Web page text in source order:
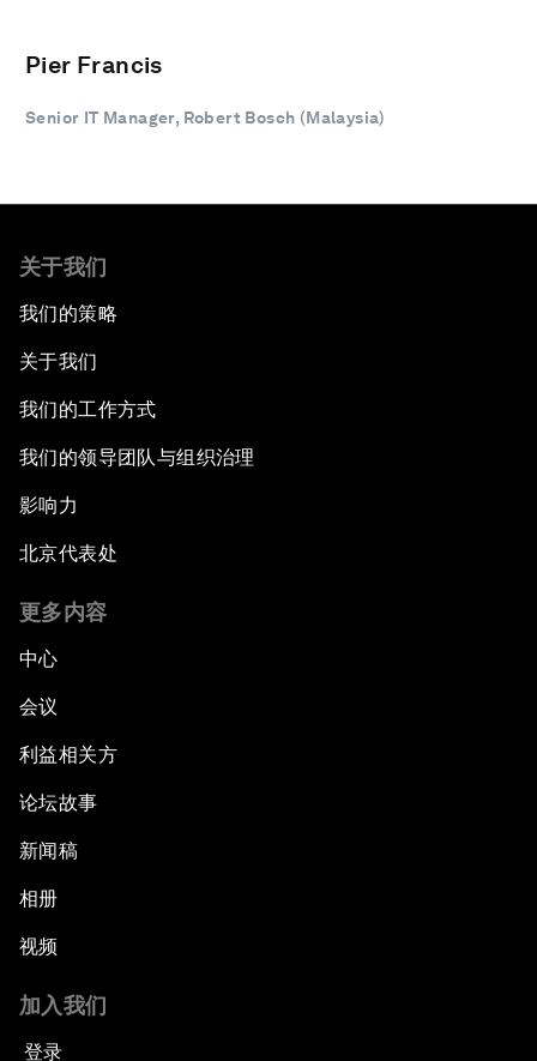
Pier Francis
Senior IT Manager, Robert Bosch (Malaysia)
关于我们
我们的策略
关于我们
我们的工作方式
我们的领导团队与组织治理
影响力
北京代表处
更多内容
中心
会议
利益相关方
论坛故事
新闻稿
相册
视频
加入我们
登录